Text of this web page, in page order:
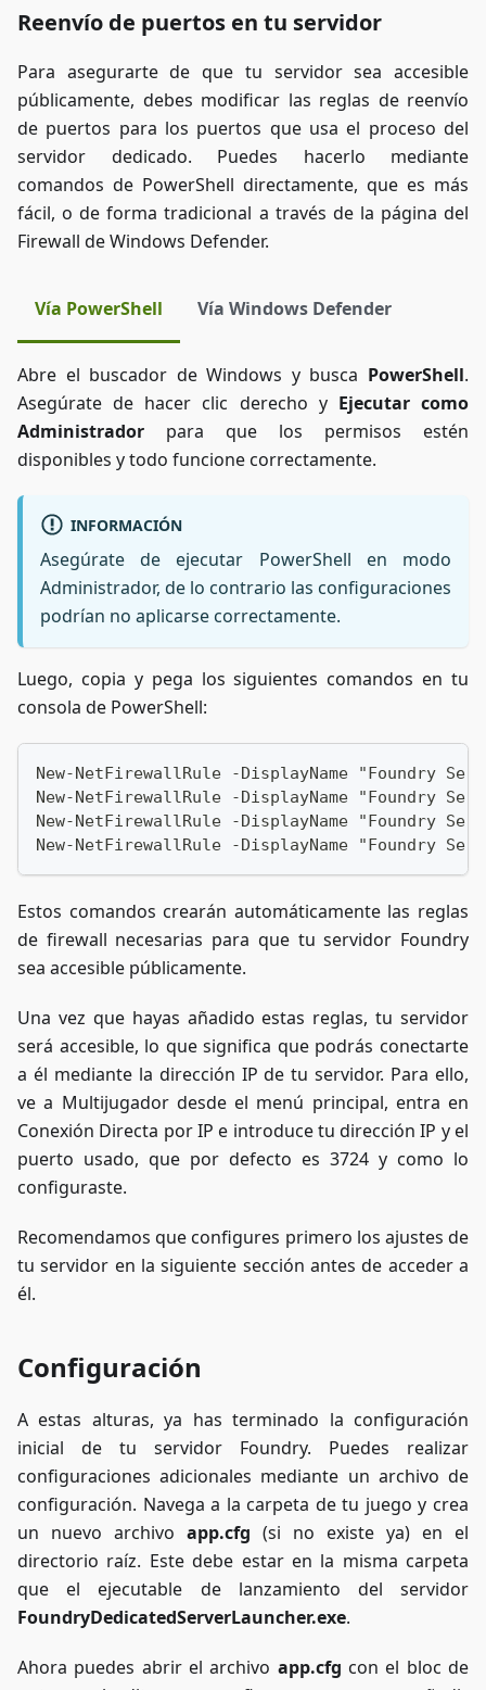
Reenvío de puertos en tu servidor
Para asegurarte de que tu servidor sea accesible
públicamente, debes modificar las reglas de reenvío
de puertos para los puertos que usa el proceso del
servidor dedicado. Puedes hacerlo mediante
comandos de PowerShell directamente, que es más
fácil, o de forma tradicional a través de la página del
Firewall de Windows Defender.
Vía PowerShell Vía Windows Defender
Abre el buscador de Windows y busca PowerShell.
Asegúrate de hacer clic derecho y Ejecutar como
Administrador para que los permisos estén
disponibles y todo funcione correctamente.
INFORMACIÓN
Asegúrate de ejecutar PowerShell en modo
Administrador, de lo contrario las configuraciones
podrían no aplicarse correctamente.
Luego, copia y pega los siguientes comandos en tu
consola de PowerShell:
New-NetFirewallRule -DisplayName "Foundry
New-NetFirewallRule -DisplayName "Foundry
New-NetFirewallRule -DisplayName "Foundry
New-NetFirewallRule -DisplayName "Foundry
Estos comandos crearán automáticamente las reglas
de firewall necesarias para que tu servidor Foundry
sea accesible públicamente.
Una vez que hayas añadido estas reglas, tu servidor
será accesible, lo que significa que podrás conectarte
a él mediante la dirección IP de tu servidor. Para ello,
ve a Multijugador desde el menú principal, entra en
Conexión Directa por IP e introduce tu dirección IP y el
puerto usado, que por defecto es 3724 y como lo
configuraste.
Recomendamos que configures primero los ajustes de
tu servidor en la siguiente sección antes de acceder a
él.
Configuración
A estas alturas, ya has terminado la configuración
inicial de tu servidor Foundry. Puedes realizar
configuraciones adicionales mediante un archivo de
configuración. Navega a la carpeta de tu juego y crea
un nuevo archivo app.cfg (si no existe ya) en el
directorio raíz. Este debe estar en la misma carpeta
que el ejecutable de lanzamiento del servidor
FoundryDedicatedServerLauncher.exe.
Ahora puedes abrir el archivo app.cfg con el bloc de